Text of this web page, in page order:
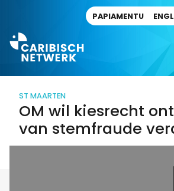
PAPIAMENTU
ST MAARTEN
OM wil kiesrecht
van stemfraude